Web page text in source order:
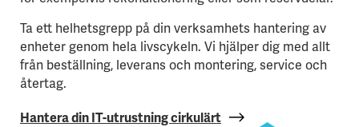
Ta ett helhetsgrepp på din verksamhets hantering av
enheter genom hela livscykeln. Vi hjälper dig med allt
från beställning, leverans och montering, service och
återtag.
Hantera din IT-utrustning cirkulärt